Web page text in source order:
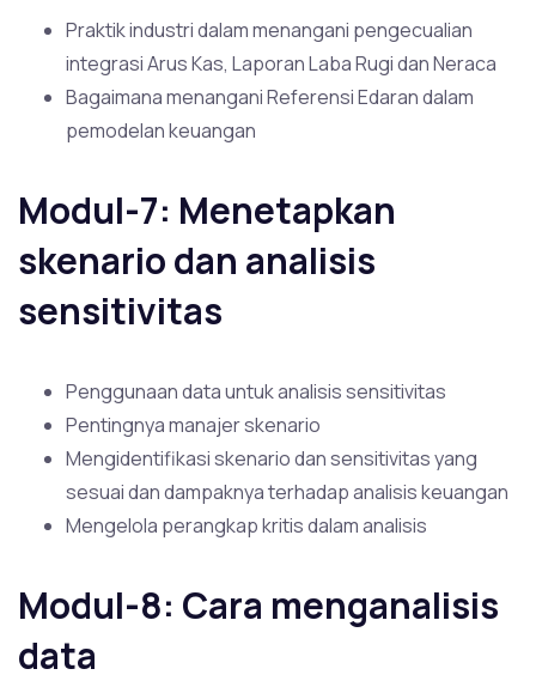
Praktik industri dalam menangani pengecualian
integrasi Arus Kas, Laporan Laba Rugi dan Neraca
Bagaimana menangani Referensi Edaran dalam
pemodelan keuangan
Modul-7: Menetapkan
skenario dan analisis
sensitivitas
Penggunaan data untuk analisis sensitivitas
Pentingnya manajer skenario
Mengidentifikasi skenario dan sensitivitas yang
sesuai dan dampaknya terhadap analisis keuangan
Mengelola perangkap kritis dalam analisis
Modul-8: Cara menganalisis
data